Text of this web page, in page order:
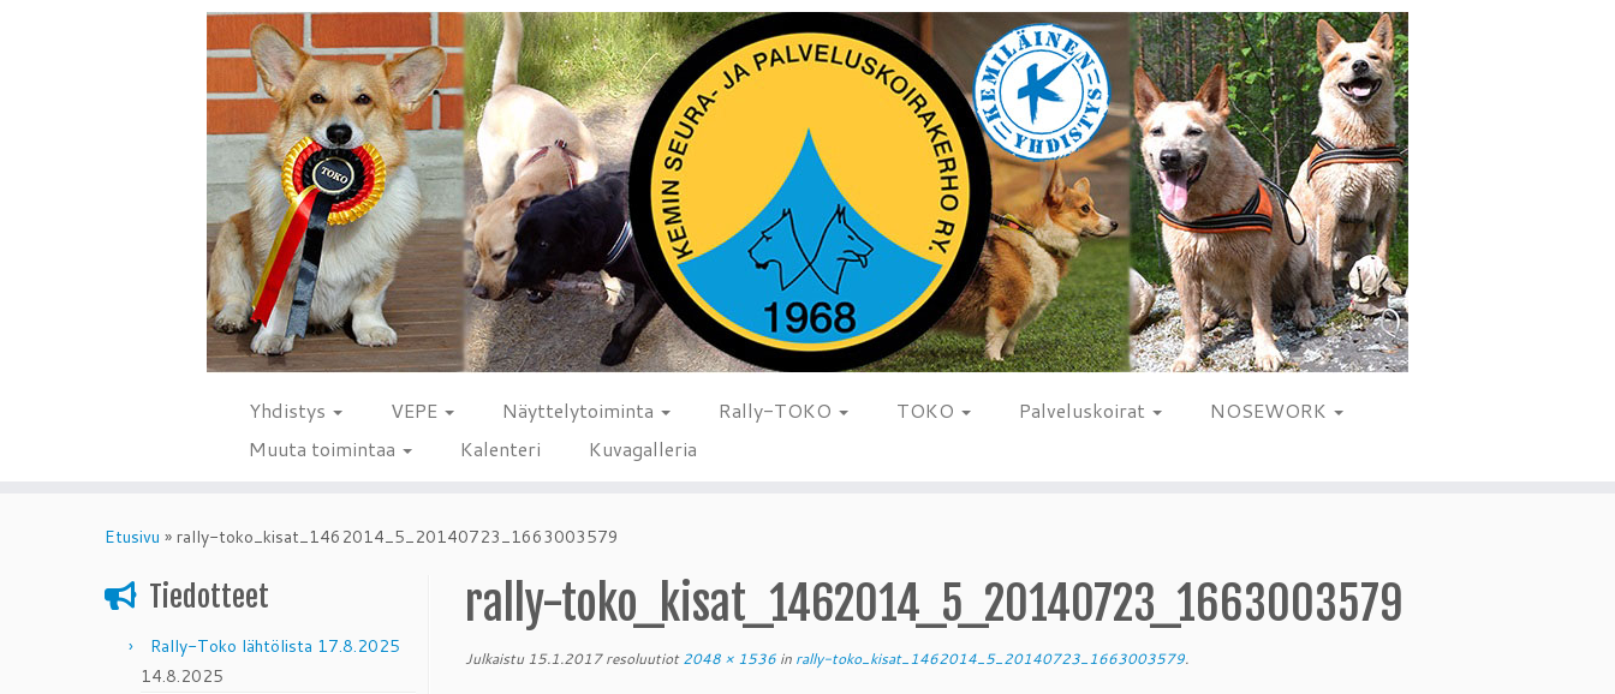
Yhdistys VEPE Näyttelytoiminta Rally-TOKO TOKO Palveluskoirat
NOSEWORK
Muuta toimintaa
Kalenteri Kuvagalleria
Etusivu » rally-toko_kisat_1462014_5_20140723_1663003579
Tiedotteet
Rally-Toko lähtölista 17.8.2025
14.8.2025
rally-toko_kisat_1462014_5_20140723_1663003579
Julkaistu 15.1.2017resoluutiot2048 × 1536 in rally-toko_kisat_1462014_5_20140723_1663003579.